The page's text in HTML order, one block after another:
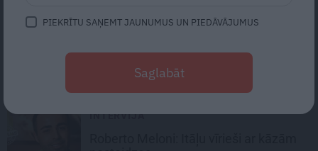
Varbūt
kādam šķiet, ka Hari komandēju
INTERVIJA
PIEKRĪTU SAŅEMT JAUNUMUS UN PIEDĀVĀJUMUS
Saglabāt